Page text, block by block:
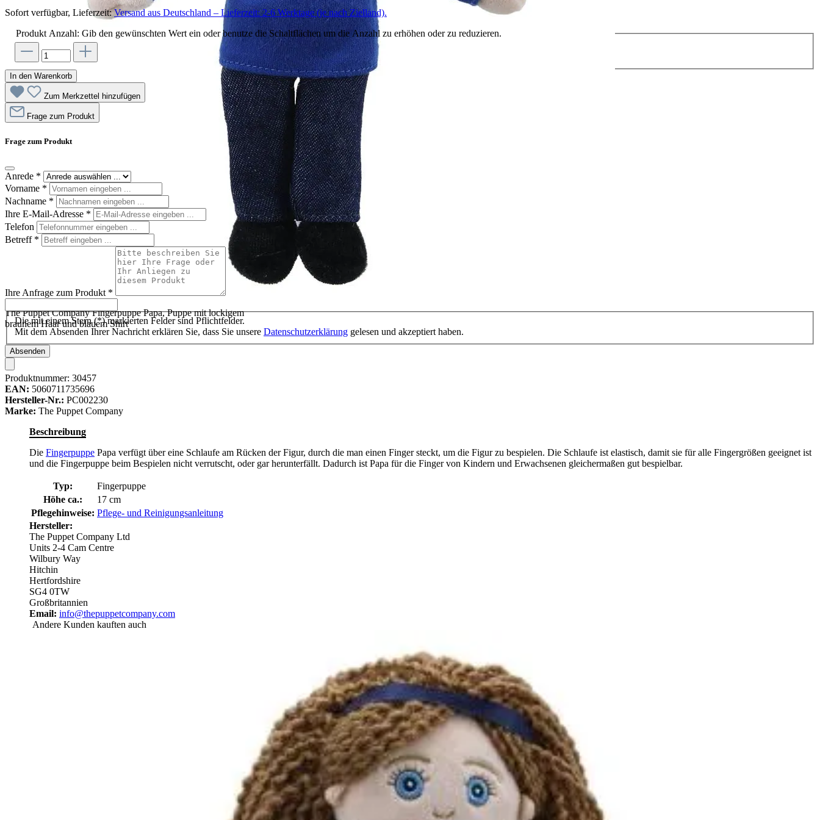
The Puppet Company Fingerpuppe Papa, Puppe mit lockigem
braunem Haar und blauem Shirt
Sofort verfügbar, Lieferzeit:Versand aus Deutschland – Lieferzeit: 2-6 Werktage (je nach Zielland).
Produkt Anzahl: Gib den gewünschten Wert ein oder benutze die Schaltflächen um die Anzahl zu erhöhen oder zu reduzieren.
In den Warenkorb
Zum Merkzettel hinzufügen
Frage zum Produkt
Frage zum Produkt
Anrede *
Vorname *
Nachname *
Ihre E-Mail-Adresse *
Telefon
Betreff *
Ihre Anfrage zum Produkt *
Die mit einem Stern (*) markierten Felder sind Pflichtfelder.
Mit dem Absenden Ihrer Nachricht erklären Sie, dass Sie unsere Datenschutzerklärung gelesen und akzeptiert haben.
Absenden
Produktnummer: 30457
EAN: 5060711735696
Hersteller-Nr.: PC002230
Marke: The Puppet Company
Beschreibung
Die Fingerpuppe Papa verfügt über eine Schlaufe am Rücken der Figur, durch die man einen Finger steckt, um die Figur zu bespielen. Die Schlaufe ist elastisch, damit sie für alle Fingergrößen geeignet ist
und die Fingerpuppe beim Bespielen nicht verrutscht, oder gar herunterfällt. Dadurch ist Papa für die Finger von Kindern und Erwachsenen gleichermaßen gut bespielbar.
Typ:
Fingerpuppe
Höhe ca.:
17 cm
Pflegehinweise: Pflege- und Reinigungsanleitung
Hersteller:
The Puppet Company Ltd
Units 2-4 Cam Centre
Wilbury Way
Hitchin
Hertfordshire
SG4 0TW
Großbritannien
Email: info@thepuppetcompany.com
Andere Kunden kauften auch